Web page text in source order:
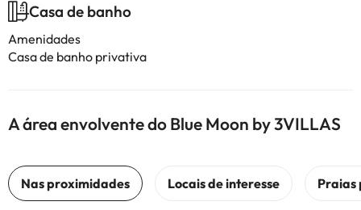
Casa de banho
Amenidades
Casa de banho privativa
A área envolvente do Blue Moon by 3VILLAS